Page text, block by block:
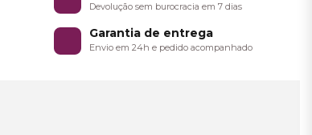
Devolução sem burocracia em 7 dias
Garantia de entrega
Envio em 24h e pedido acompanhado